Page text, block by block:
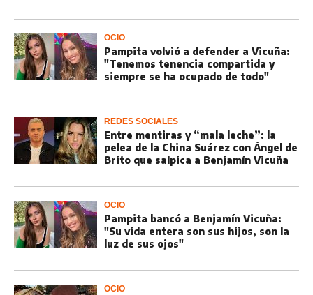
OCIO
Pampita volvió a defender a Vicuña:
"Tenemos tenencia compartida y
siempre se ha ocupado de todo"
REDES SOCIALES
Entre mentiras y “mala leche”: la
pelea de la China Suárez con Ángel de
Brito que salpica a Benjamín Vicuña
OCIO
Pampita bancó a Benjamín Vicuña:
"Su vida entera son sus hijos, son la
luz de sus ojos"
OCIO